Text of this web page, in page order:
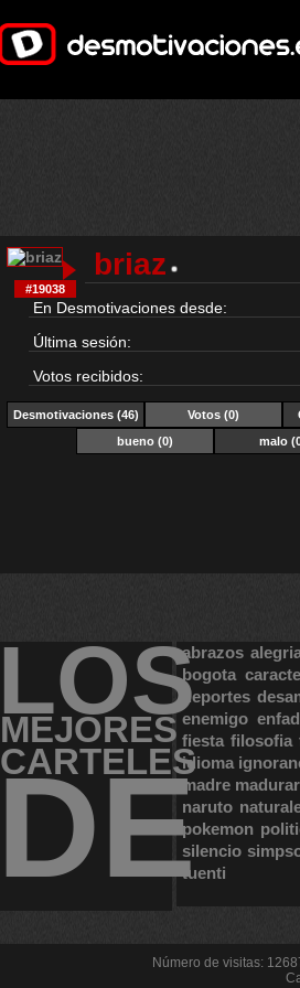
#19038
briaz
En Desmotivaciones desde:
Última sesión:
Votos recibidos:
Desmotivaciones (46) Votos (0)
bueno(0) malo
LOS
MEJORES
CARTELES
DE
abrazos
bogota
deportes
enemigo
fiesta filosofia
idioma
madre madurar
naruto
pokemon
silencio
tuenti
Número de visitas: